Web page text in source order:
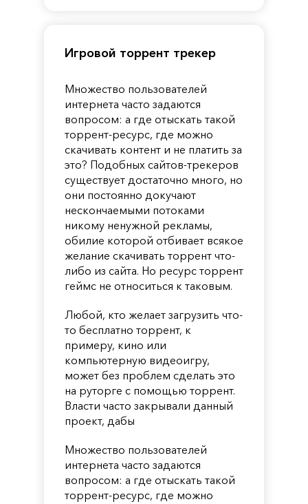
Игровой торрент трекер
Множество пользователей
интернета часто задаются
вопросом: а где отыскать такой
торрент-ресурс, где можно
скачивать контент и не платить за
это? Подобных сайтов-трекеров
существует достаточно много, но
они постоянно докучают
нескончаемыми потоками
никому ненужной рекламы,
обилие которой отбивает всякое
желание скачивать торрент что-
либо из сайта. Но ресурс торрент
геймс не относиться к таковым.
Любой, кто желает загрузить что-
то бесплатно торрент, к
примеру, кино или
компьютерную видеоигру,
может без проблем сделать это
на руторге с помощью торрент.
Власти часто закрывали данный
проект, дабы
Множество пользователей
интернета часто задаются
вопросом: а где отыскать такой
торрент-ресурс, где можно